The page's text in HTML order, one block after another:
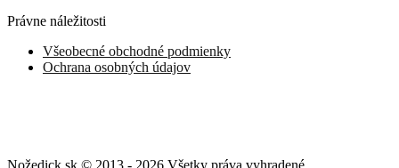
Právne náležitosti
Všeobecné obchodné podmienky
Ochrana osobných údajov
Nožedick.sk © 2013 - 2026 Všetky práva vyhradené